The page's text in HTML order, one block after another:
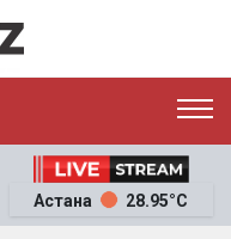
Астана 28.95°C